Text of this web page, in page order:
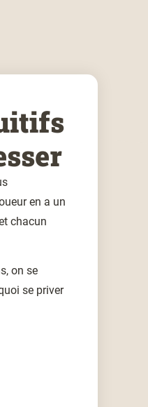
en a un
chacun
on se
se priver